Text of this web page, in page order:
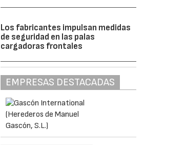
Los fabricantes impulsan medidas
de seguridad en las palas
cargadoras frontales
EMPRESAS DESTACADAS